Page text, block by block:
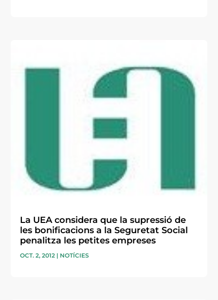
La UEA considera que la supressió de
les bonificacions a la Seguretat Social
penalitza les petites empreses
OCT. 2, 2012 | NOTÍCIES